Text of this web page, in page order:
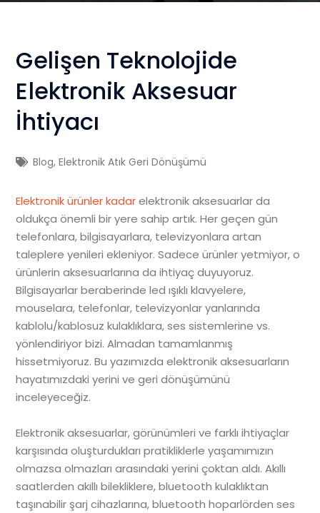
Gelişen Teknolojide
Elektronik Aksesuar
İhtiyacı
Blog,Elektronik Atık Geri Dönüşümü
Elektronik ürünler kadarelektronik aksesuarlar da
oldukça önemli bir yere sahip artık. Her geçen gün
telefonlara, bilgisayarlara, televizyonlara artan
taleplere yenileri ekleniyor. Sadece ürünler yetmiyor, o
ürünlerin aksesuarlarına da ihtiyaç duyuyoruz.
Bilgisayarlar beraberinde led ışıklı klavyelere,
mouselara, telefonlar, televizyonlar yanlarında
kablolu/kablosuz kulaklıklara, ses sistemlerine vs.
yönlendiriyor bizi. Almadan tamamlanmış
hissetmiyoruz. Bu yazımızda elektronik aksesuarların
hayatımızdaki yerini ve geri dönüşümünü
inceleyeceğiz.
Elektronik aksesuarlar, görünümleri ve farklı ihtiyaçlar
karşısında oluşturdukları pratikliklerle yaşamımızın
olmazsa olmazları arasındaki yerini çoktan aldı. Akıllı
saatlerden akıllı bilekliklere, bluetooth kulaklıktan
taşınabilir şarj cihazlarına, bluetooth hoparlörden ses